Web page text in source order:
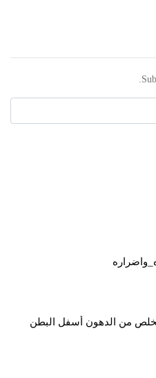
من الدهون أسفل البطن